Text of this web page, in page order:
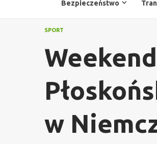
Bezpieczeństwo
SPORT
w